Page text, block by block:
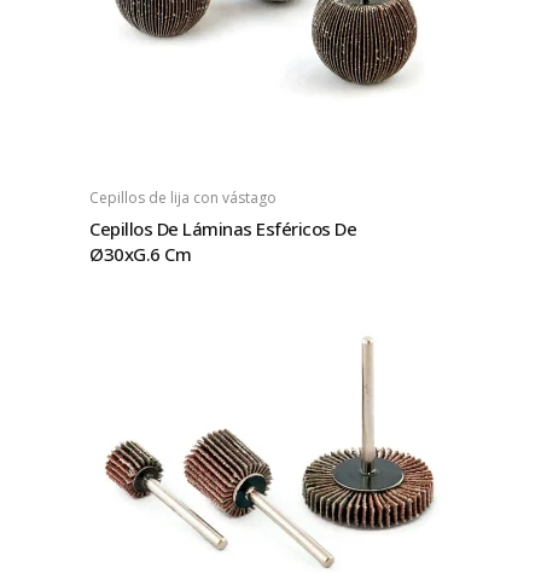
Cepillos de lija con vástago
Cepillos De Láminas Esféricos De
Ø30xG.6 Cm